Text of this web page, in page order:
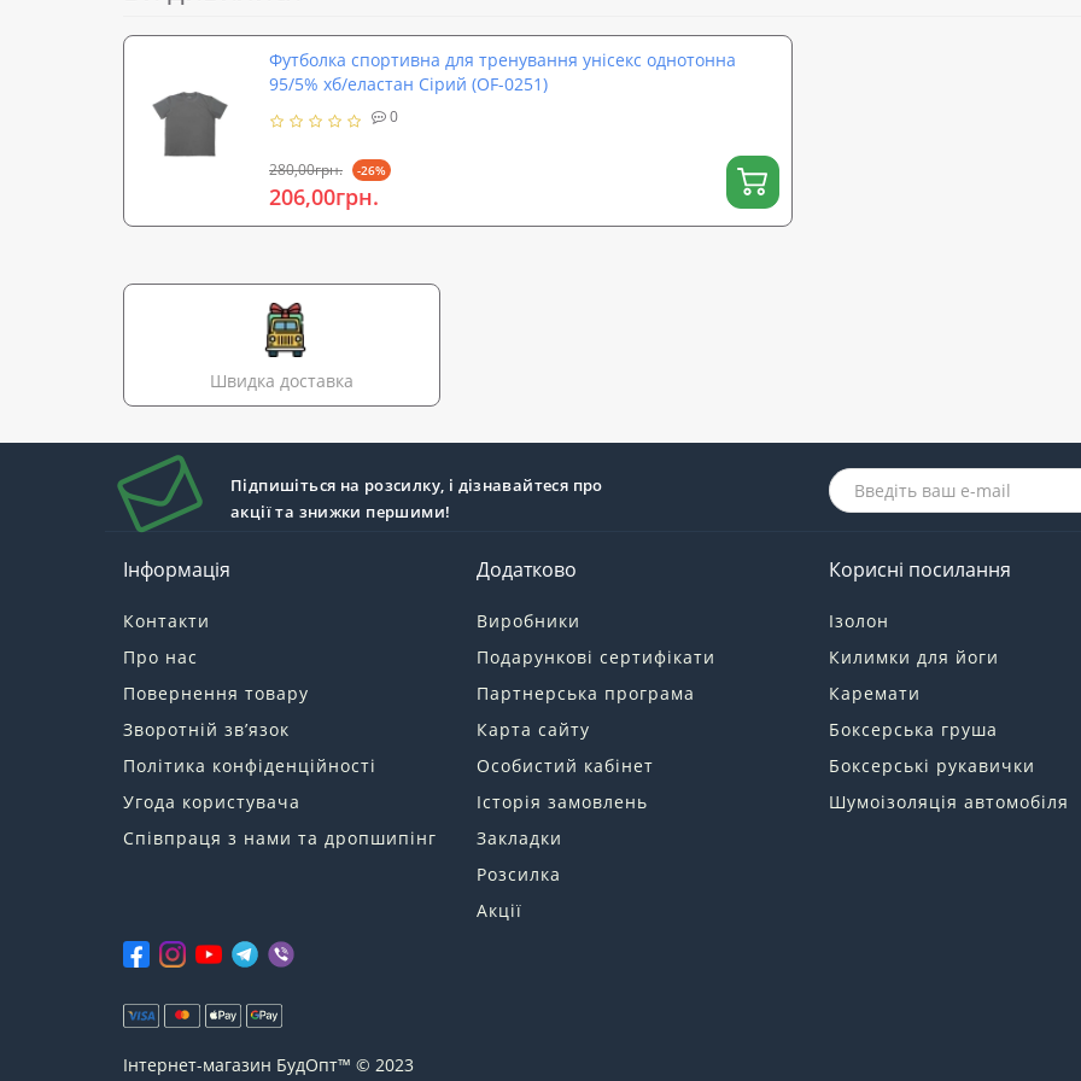
Футболка спортивна для тренування унісекс однотонна
95/5% хб/еластан Сірий (OF-0251)
0
280,00грн. -26%
206,00грн.
Швидка доставка
Підпишіться на розсилку, і дізнавайтеся про
акції та знижки першими!
Інформація
Контакти
Про нас
Повернення товару
Зворотній зв’язок
Політика конфіденційності
Угода користувача
Співпраця з нами та дропшипінг
Додатково
Виробники
Подарункові сертифікати
Партнерська програма
Карта сайту
Особистий кабінет
Історія замовлень
Закладки
Розсилка
Акції
Корисні посилання
Ізолон
Килимки для йоги
Каремати
Боксерська груша
Боксерські рукавички
Шумоізоляція автомобіля
Інтернет-магазин БудОпт™ © 2023